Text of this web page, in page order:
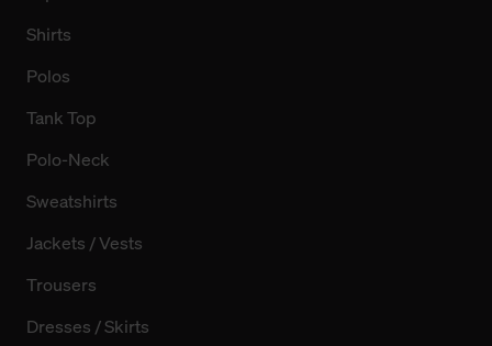
Shirts
Polos
Tank Top
Polo-Neck
Sweatshirts
Jackets / Vests
Trousers
Dresses / Skirts